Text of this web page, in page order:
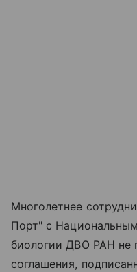
Многолетнее
Порт" с
биологии ДВО РАН не
соглашения,